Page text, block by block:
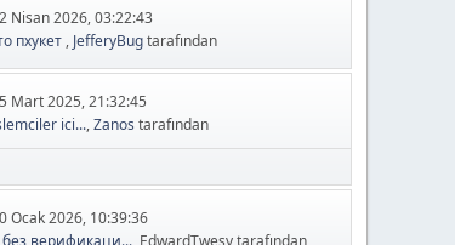
Nisan 2026, 03:22:43
пхукет , JefferyBugtarafından
Mart 2025, 21:32:45
ici...,Zanos tarafından
Ocak 2026, 10:39:36